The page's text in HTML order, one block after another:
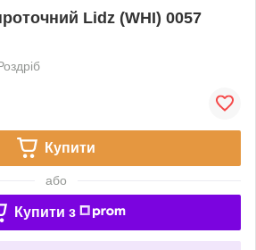
Lidz (WHI) 0057
Купити
або
Купити з